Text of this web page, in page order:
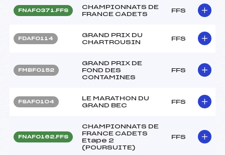
FNAF0371.FFS
CHAMPIONNATS DE
FRANCE CADETS
FFS
FDAF0114
GRAND PRIX DU
CHARTROUSIN
FFS
FMBF0152
GRAND PRIX DE
FOND DES
CONTAMINES
FFS
FSAF0104
LE MARATHON DU
GRAND BEC
FFS
FNAF0162.FFS
CHAMPIONNATS DE
FRANCE CADETS
Etape 2
(POURSUITE)
FFS